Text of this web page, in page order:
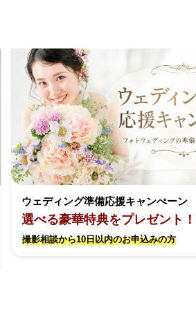
ウェディング準備応援キャンぺーン
選べる豪華特典をプレゼント！
撮影相談から10日以内のお申込みの方